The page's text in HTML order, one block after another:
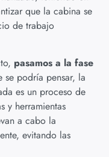
que la cabina se
de trabajo
pasamos a la fase
podría pensar, la
es un proceso de
y herramientas
a cabo la
evitando las